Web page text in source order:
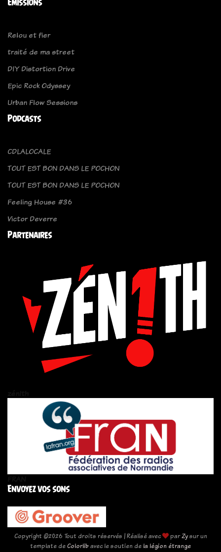
Emissions
Relou et fier
traité de ma street
DIY Distortion Drive
Epic Rock Odyssey
Urban Flow Sessions
Podcasts
CDLALOCALE
TOUT EST BON DANS LE POCHON
TOUT EST BON DANS LE POCHON
Feeling House #36
Victor Deverre
Partenaires
Envoyez vos sons
Copyright ©2026 Tout droits réservés | Réalisé avec parZysur un
template deColorlibavec le soutien de la légion étrange